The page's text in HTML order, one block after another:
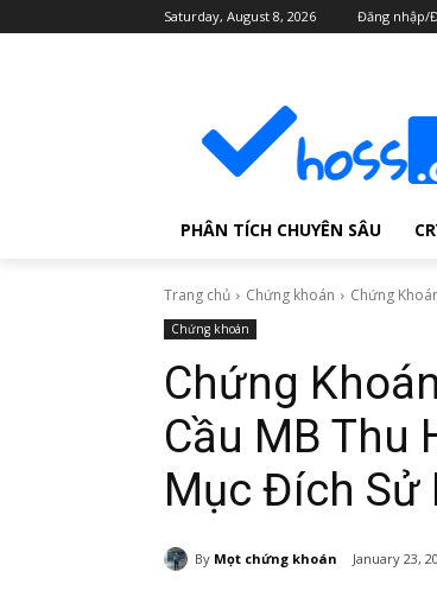
Saturday, August 8, 2026 Đăng nhập/
PHÂN TÍCH CHUYÊN SÂU
Trang chủ Chứng khoán Chứng
Chứng khoán
Chứng
Cầu MB Thu
Mục Đích Sử
By Mọt chứng khoán January 23,